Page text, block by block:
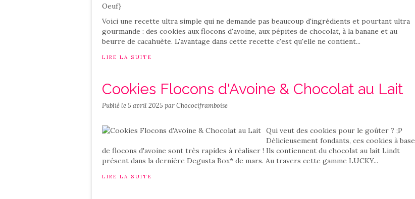
Voici une recette ultra simple qui ne demande pas beaucoup d'ingrédients et pourtant ultra
gourmande : des cookies aux flocons d'avoine, aux pépites de chocolat, à la banane et au
beurre de cacahuète. L'avantage dans cette recette c'est qu'elle ne contient...
LIRE LA SUITE
Cookies Flocons d'Avoine & Chocolat au Lait
Publié le5 avril 2025 par Chocociframboise
Qui veut des cookies pour le goûter ? ;P
Délicieusement fondants, ces cookies à base
de flocons d'avoine sont très rapides à réaliser ! Ils contiennent du chocolat au lait Lindt
présent dans la dernière Degusta Box* de mars. Au travers cette gamme LUCKY...
LIRE LA SUITE